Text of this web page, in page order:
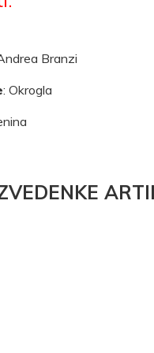
Branzi
: Okrogla